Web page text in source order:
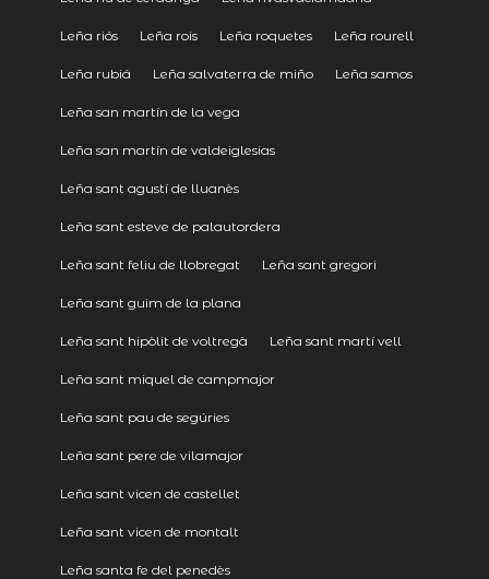
Leña riós Leña rois Leña roquetes Leña rourell
Leña rubiá Leña salvaterra de miño Leña samos
Leña san martín de la vega
Leña san martín de valdeiglesias
Leña sant agustí de lluanès
Leña sant esteve de palautordera
Leña sant feliu de llobregat Leña sant gregori
Leña sant guim de la plana
Leña sant hipòlit de voltregà Leña sant martí vell
Leña sant miquel de campmajor
Leña sant pau de segúries
Leña sant pere de vilamajor
Leña sant vicen de castellet
Leña sant vicen de montalt
Leña santa fe del penedès